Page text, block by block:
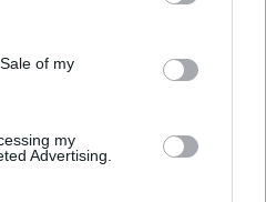
and its third-party tags to
purposes in below Google
of my
my
Advertising.